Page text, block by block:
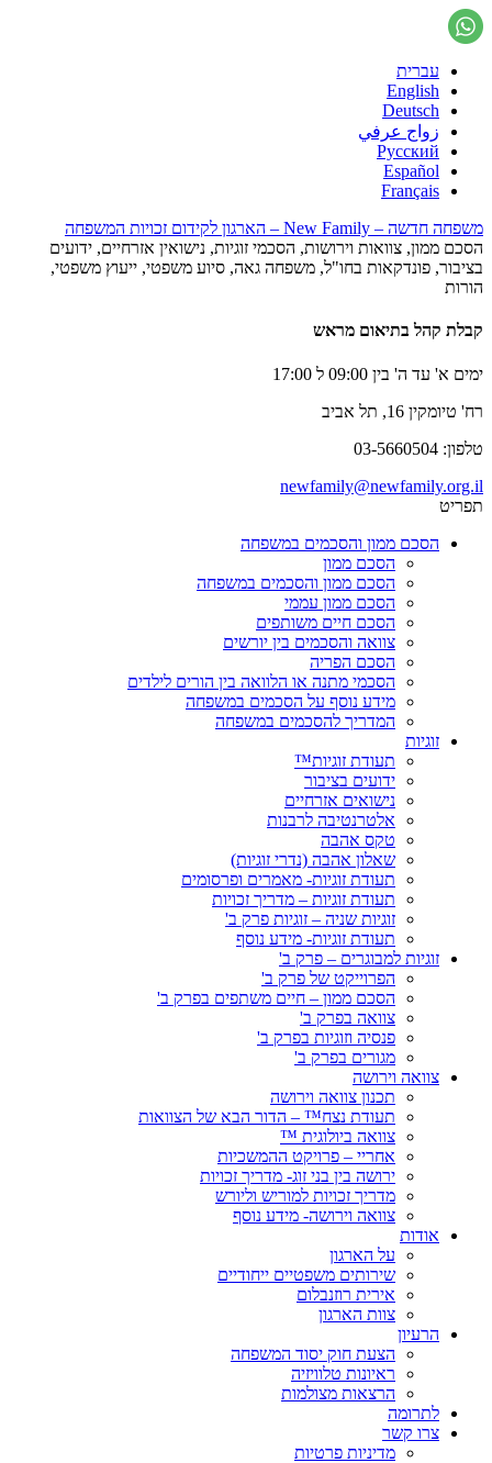
עברית
English
Deutsch
زواج عرفي
Русский
Español
Français
משפחה חדשה – New Family – הארגון לקידום זכויות המשפחה
הסכם ממון, צוואות וירושות, הסכמי זוגיות, נישואין אזרחיים, ידועים
בציבור, פונדקאות בחו"ל, משפחה גאה, סיוע משפטי, ייעוץ משפטי,
הורות
קבלת קהל בתיאום מראש
ימים א' עד ה' בין 09:00 ל 17:00
רח' טיומקין 16, תל אביב
טלפון: 03-5660504
newfamily@newfamily.org.il
תפריט
הסכם ממון והסכמים במשפחה
הסכם ממון
הסכם ממון והסכמים במשפחה
הסכם ממון עממי
הסכם חיים משותפים
צוואה והסכמים בין יורשים
הסכם הפריה
הסכמי מתנה או הלוואה בין הורים לילדים
מידע נוסף על הסכמים במשפחה
המדריך להסכמים במשפחה
זוגיות
תעודת זוגיות™
ידועים בציבור
נישואים אזרחיים
אלטרנטיבה לרבנות
טקס אהבה
שאלון אהבה (נדרי זוגיות)
תעודת זוגיות- מאמרים ופרסומים
תעודת זוגיות – מדריך זכויות
זוגיות שניה – זוגיות פרק ב'
תעודת זוגיות- מידע נוסף
זוגיות למבוגרים – פרק ב'
הפרוייקט של פרק ב'
הסכם ממון – חיים משתפים בפרק ב'
צוואה בפרק ב'
פנסיה וזוגיות בפרק ב'
מגורים בפרק ב'
צוואה וירושה
תכנון צוואה וירושה
תעודת נצח™ – הדור הבא של הצוואות
צוואה ביולוגית ™
אחריי – פרויקט ההמשכיות
ירושה בין בני זוג- מדריך זכויות
מדריך זכויות למוריש וליורש
צוואה וירושה- מידע נוסף
אודות
על הארגון
שירותים משפטיים ייחודיים
אירית רוזנבלום
צוות הארגון
הרעיון
הצעת חוק יסוד המשפחה
ראיונות טלוויזיה
הרצאות מצולמות
לתרומה
צרו קשר
מדיניות פרטיות